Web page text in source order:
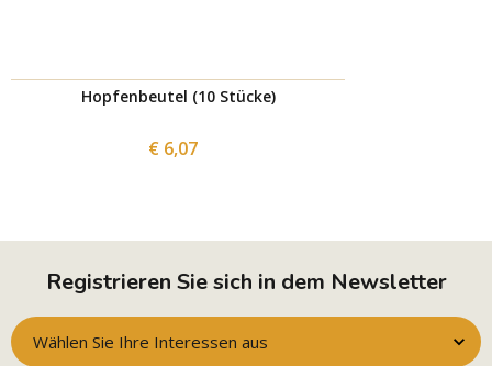
Hopfenbeutel (10 Stücke)
€ 6,07
Registrieren Sie sich in dem Newsletter
Wählen Sie Ihre Interessen aus